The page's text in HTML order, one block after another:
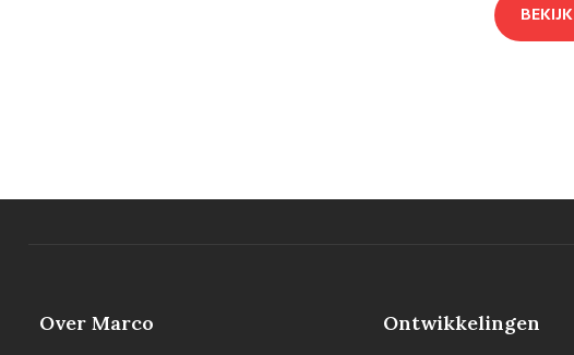
BEKIJK
Over Marco Ontwikkelingen